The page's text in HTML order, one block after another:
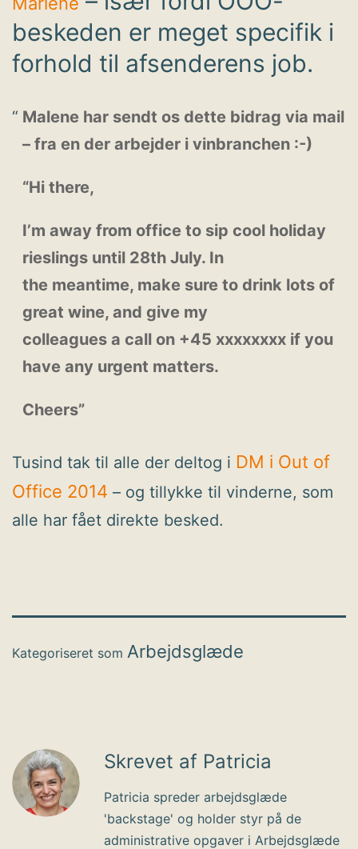
beskeden er meget specifik i
forhold til afsenderens job.
Malene har sendt os dette bidrag via mail
– fra en der arbejder i vinbranchen :-)
“Hi there,
I’m away from office to sip cool holiday
rieslings until 28th July. In
the meantime, make sure to drink lots of
great wine, and give my
colleagues a call on +45 xxxxxxxx if you
have any urgent matters.
Cheers”
Tusind tak til alle der deltog i DM i Out of
Office 2014 – og tillykke til vinderne, som
alle har fået direkte besked.
Kategoriseret som Arbejdsglæde
Skrevet af Patricia
Patricia spreder arbejdsglæde
'backstage' og holder styr på de
administrative opgaver i Arbejdsglæde